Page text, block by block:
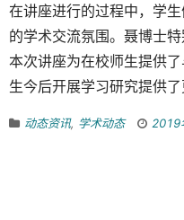
在讲座进行的过程中，学
的学术交流氛围。聂博士
本次讲座为在校师生提供
生今后开展学习研究提供了
动态资讯, 学术动态 2019